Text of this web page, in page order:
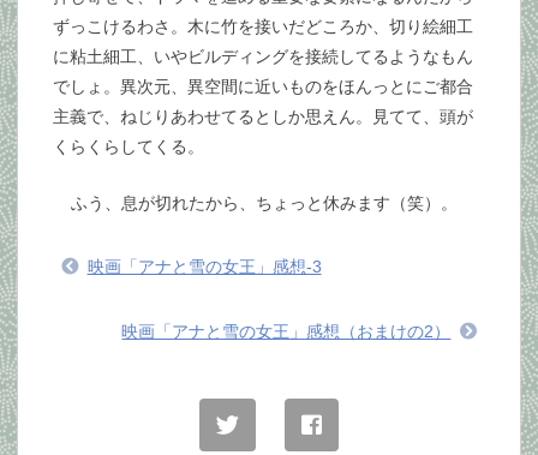
ずっこけるわさ。木に竹を接いだどころか、切り絵細工
に粘土細工、いやビルディングを接続してるようなもん
でしょ。異次元、異空間に近いものをほんっとにご都合
主義で、ねじりあわせてるとしか思えん。見てて、頭が
くらくらしてくる。
ふう、息が切れたから、ちょっと休みます（笑）。
映画「アナと雪の女王」感想-3
映画「アナと雪の女王」感想（おまけの2）